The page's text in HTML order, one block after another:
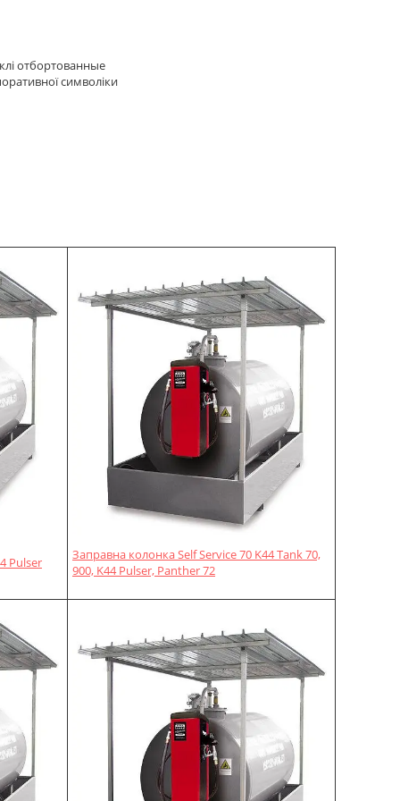
отбортованные
символіки
Pulser
Заправна колонка Self Service 70 K44 Tank 70,
900, K44 Pulser, Panther 72